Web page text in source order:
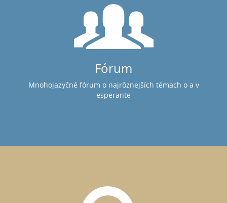
Fórum
Mnohojazyčné fórum o najrôznejších témach o a v
esperante